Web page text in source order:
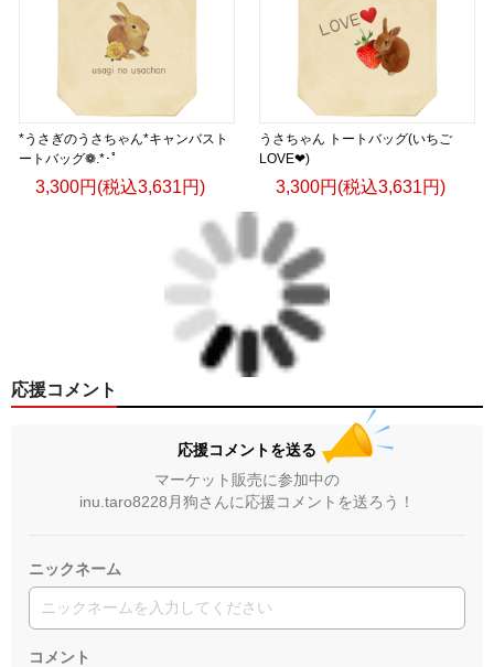
*うさぎのうさちゃん*キャンバスト
ートバッグ❁.*･ﾟ
3,300円(税込3,631円)
うさちゃん トートバッグ(いちご
LOVE❤)
3,300円(税込3,631円)
応援コメント
応援コメントを送る
マーケット販売に参加中の
inu.taro8228月狗さんに応援コメントを送ろう！
ニックネーム
コメント